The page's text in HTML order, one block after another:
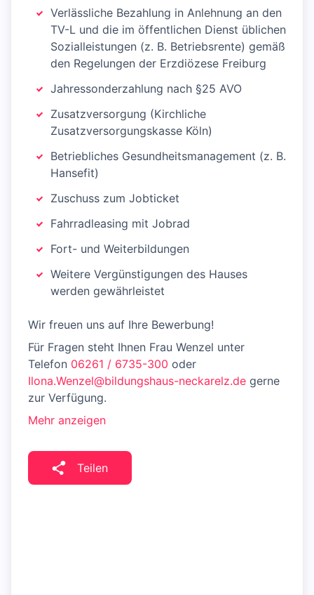
Verlässliche Bezahlung in Anlehnung an den
TV-L und die im öffentlichen Dienst üblichen
Sozialleistungen (z. B. Betriebsrente) gemäß
den Regelungen der Erzdiözese Freiburg
Jahressonderzahlung nach §25 AVO
Zusatzversorgung (Kirchliche
Zusatzversorgungskasse Köln)
Betriebliches Gesundheitsmanagement (z. B.
Hansefit)
Zuschuss zum Jobticket
Fahrradleasing mit Jobrad
Fort- und Weiterbildungen
Weitere Vergünstigungen des Hauses
werden gewährleistet
Wir freuen uns auf Ihre Bewerbung!
Für Fragen steht Ihnen Frau Wenzel unter
Telefon 06261 / 6735-300 oder
Ilona.Wenzel@bildungshaus-neckarelz.de gerne
zur Verfügung.
Mehr anzeigen
Teilen